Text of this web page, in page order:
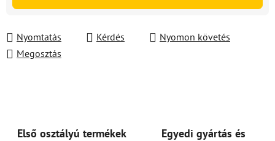
Nyomtatás Kérdés
Nyomon követés
Megosztás
Első osztályú termékek
Egyedi gyártás és